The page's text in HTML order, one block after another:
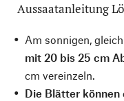
Aussaatanleitung
Am sonnigen,
mit 20 bis 25 cm
cm vereinzeln.
Die Blätter